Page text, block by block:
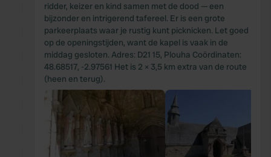
ridder, keizer en kind samen met de dood — een
bijzonder en intrigerend tafereel. Er is een grote
parkeerplaats waar je rustig kunt picknicken. Let goed
op de openingstijden, want de kapel is vaak in de
middag gesloten. Adres: D21 15, Plouha Coördinaten:
48.68517, -2.97561 Het is 2 × 3,5 km extra van de route
(heen en terug).